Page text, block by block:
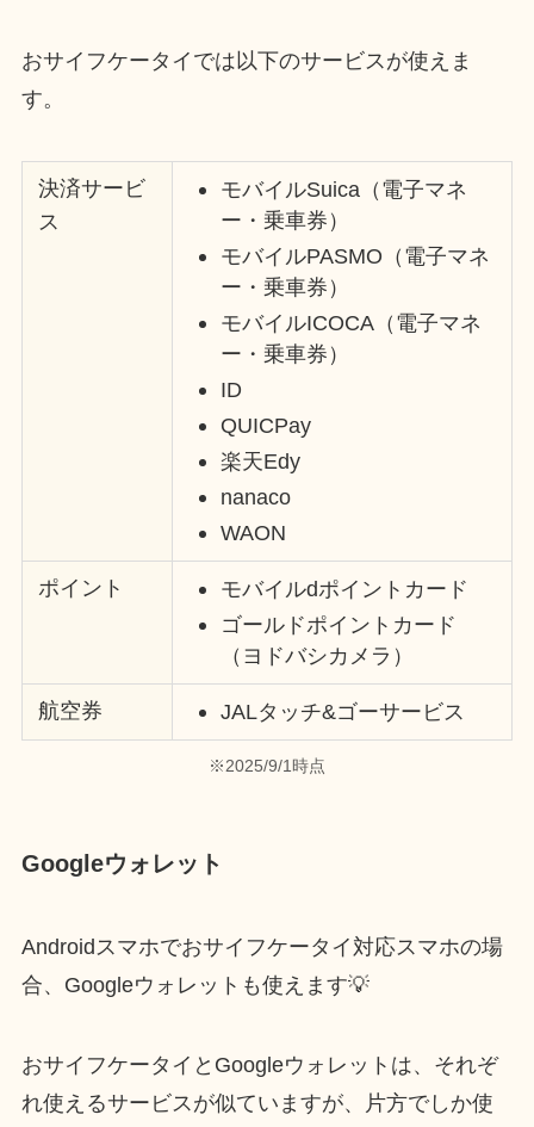
おサイフケータイでは以下のサービスが使えま
す。
決済サービ
ス
モバイルSuica（電子マネ
ー・乗車券）
モバイルPASMO（電子マネ
ー・乗車券）
モバイルICOCA（電子マネ
ー・乗車券）
ID
QUICPay
楽天Edy
nanaco
WAON
ポイント
モバイルdポイントカード
ゴールドポイントカード
（ヨドバシカメラ）
航空券 JALタッチ&ゴーサービス
※2025/9/1時点
Googleウォレット
Androidスマホでおサイフケータイ対応スマホの場
合、Googleウォレットも使えます💡
おサイフケータイとGoogleウォレットは、それぞ
れ使えるサービスが似ていますが、片方でしか使